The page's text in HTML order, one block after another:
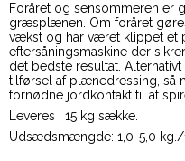
Foråret og sensommeren er
græsplænen. Om foråret
vækst og har været klippet et
eftersåningsmaskine der
det bedste resultat.
tilførsel af plænedressing, så
fornødne jordkontakt til at
Leveres i 15 kg sække.
Udsædsmængde: 1,0-5,0